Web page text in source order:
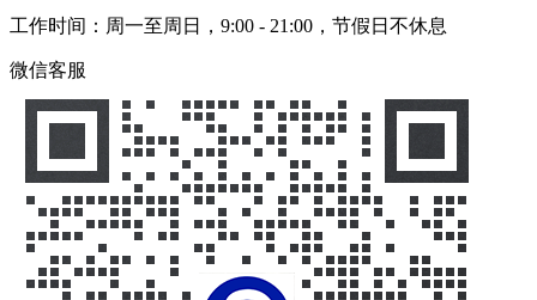
工作时间：周一至周日，9:00 - 21:00，节假日不休息
微信客服